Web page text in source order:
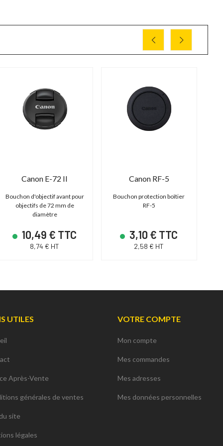
Canon E-72 II
Bouchon d'objectif avant pour
objectifs de 72 mm de
diamètre
10,49 € TTC
8,74 € HT
Canon RF-5
Bouchon protection boîtier
RF-5
3,10 € TTC
2,58 € HT
UTILES
Après-Vente
générales de ventes
site
légales
VOTRE COMPTE
Mon compte
Mes commandes
Mes adresses
Mes données personnelles